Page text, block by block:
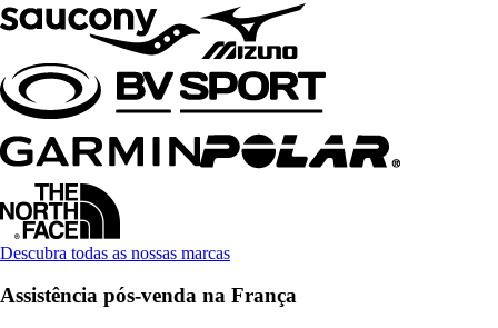
Descubra todas as nossas marcas
Assistência pós-venda na França